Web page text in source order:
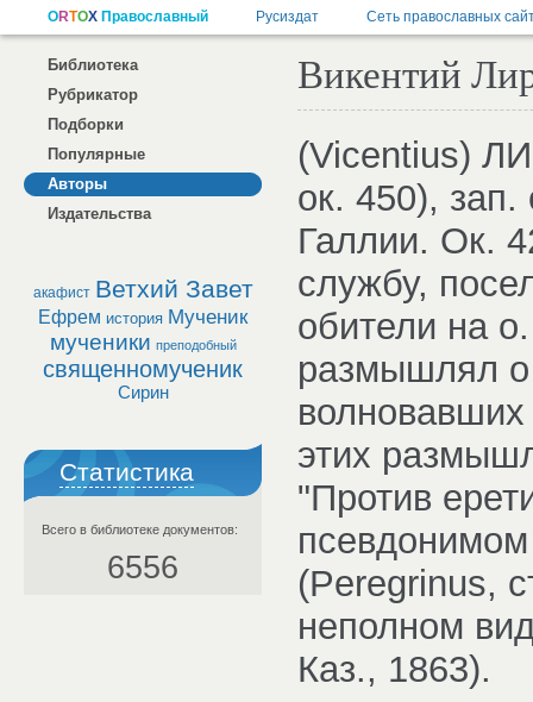
Библиотека
Рубрикатор
Подборки
Популярные
Авторы
Издательства
акафист Ветхий Завет
Ефрем история Мученик
мученики преподобный
священномученик
Сирин
Статистика
Всего в библиотеке документов:
6556
Викентий
(Vicentius)
ок. 450),
Галлии. Ок.
службу,
обители на
размышлял о
этих
"Против
(Peregrinus,
неполном
Каз., 1863).